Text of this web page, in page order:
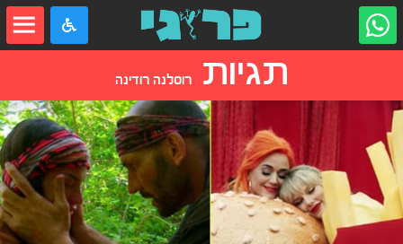
תגיותרוסלנה רודינה